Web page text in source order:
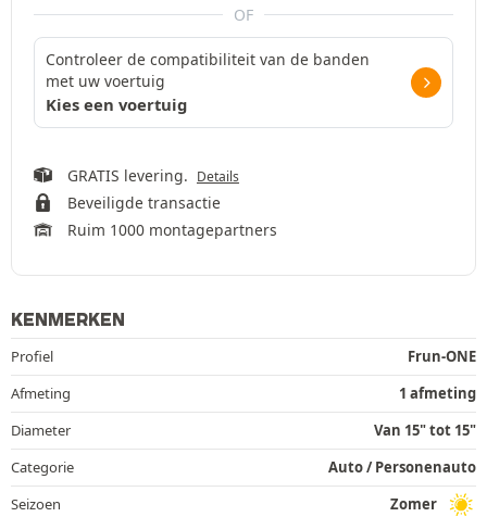
OF
Controleer de compatibiliteit van de banden
met uw voertuig
Kies een voertuig
GRATIS levering. Details
Beveiligde transactie
Ruim 1000 montagepartners
KENMERKEN
Profiel
Frun-ONE
Afmeting
1 afmeting
Diameter
Van 15" tot 15"
Categorie
Auto / Personenauto
Seizoen
Zomer